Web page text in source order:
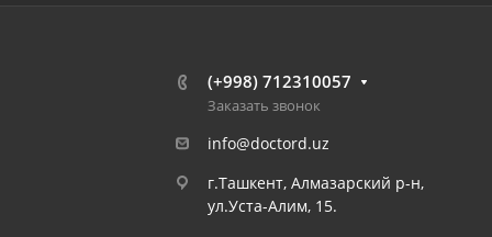
(+998) 712310057
Заказать звонок
info@doctord.uz
г.Ташкент, Алмазарский р-н,
ул.Уста-Алим, 15.